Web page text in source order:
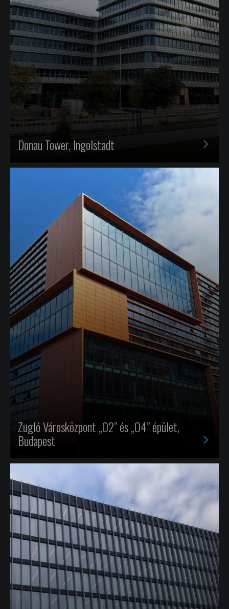
Donau Tower, Ingolstadt >
Zugló Városközpont „O2” és „O4” épület,
Budapest >